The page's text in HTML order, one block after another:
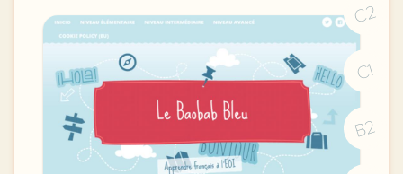
C2
C1
B2